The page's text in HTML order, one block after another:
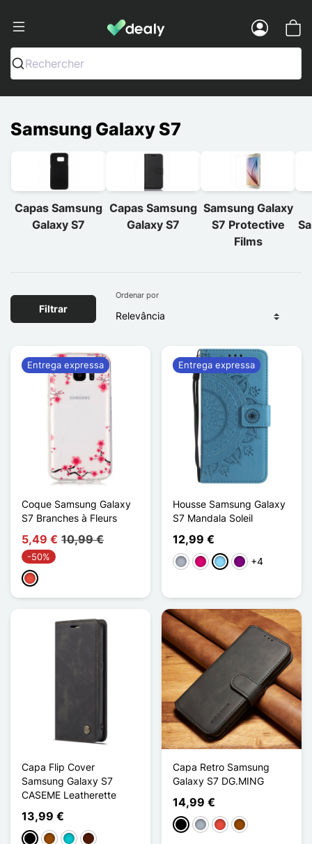
Dealy - Capas e acessórios para
Rechercher
Samsung Galaxy S7
Capas Samsung
Galaxy S7
Capas Samsung
Galaxy S7
Samsung Galaxy
S7 Protective
Films
Filtrar
Ordenar por
Coque Samsung Galaxy
S7 Branches à Fleurs
5,49 € 10,99 €
-50%
Vermelho
Entrega expressa
Housse Samsung Galaxy
S7 Mandala Soleil
12,99 €
CinzentoMagentaAzul Claro
Púrpura
+4
Entrega expressa
Capa Flip Cover
Samsung Galaxy S7
CASEME Leatherette
13,99 €
PretoCastanho
TurquesaCastanho escuro
Capa Retro Samsung
Galaxy S7 DG.MING
14,99 €
PretoCinzento
VermelhoCastanho